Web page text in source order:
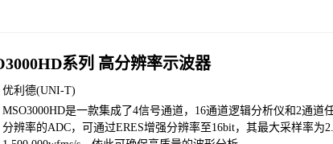
系列 高分辨率示波器
优利德(UNI-T)
MSO3000HD是一款集成了4信号通道，16通道逻辑分析仪和2通
分辨率的ADC，可通过ERES增强分辨率至16bit，其最大采样率为